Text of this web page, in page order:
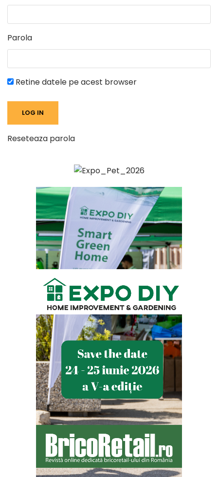
Parola
Retine datele pe acest browser
Reseteaza parola